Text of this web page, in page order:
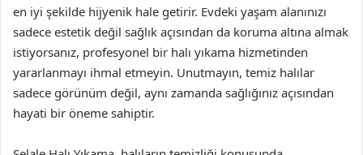
en iyi şekilde hijyenik hale getirir. Evdeki yaşam alanınızı
sadece estetik değil sağlık açısından da koruma altına almak
istiyorsanız, profesyonel bir halı yıkama hizmetinden
yararlanmayı ihmal etmeyin. Unutmayın, temiz halılar
sadece görünüm değil, aynı zamanda sağlığınız açısından
hayati bir öneme sahiptir.